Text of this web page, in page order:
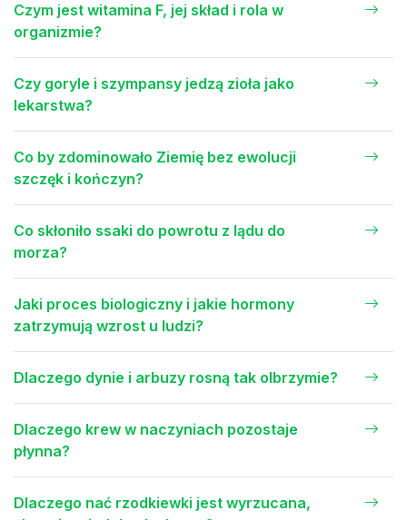
Czym jest witamina F, jej skład i rola w
organizmie?
Czy goryle i szympansy jedzą zioła jako
lekarstwa?
Co by zdominowało Ziemię bez ewolucji
szczęk i kończyn?
Co skłoniło ssaki do powrotu z lądu do
morza?
Jaki proces biologiczny i jakie hormony
zatrzymują wzrost u ludzi?
Dlaczego dynie i arbuzy rosną tak olbrzymie?
Dlaczego krew w naczyniach pozostaje
płynna?
Dlaczego nać rzodkiewki jest wyrzucana,